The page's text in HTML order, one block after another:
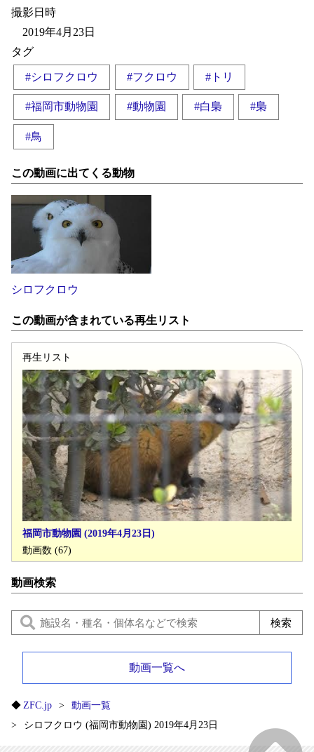
撮影日時
2019年4月23日
タグ
#シロフクロウ #フクロウ #トリ
#福岡市動物園 #動物園 #白梟 #梟
#鳥
この動画に出てくる動物
シロフクロウ
この動画が含まれている再生リスト
再生リスト
福岡市動物園 (2019年4月23日)
動画数 (67)
動画検索
動画一覧へ
ZFC.jp
動画一覧
シロフクロウ (福岡市動物園) 2019年4月23日